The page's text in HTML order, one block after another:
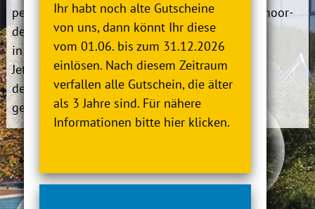
Ihr habt noch alte Gutscheine
von uns, dann könnt Ihr diese
vom 01.06. bis zum 31.12.2026
einlösen. Nach diesem Zeitraum
verfallen alle Gutschein, die älter
als 3 Jahre sind. Für nähere
Informationen bitte hier klicken.
perfekten Einstieg, um
deinen Körper und Geist
in Einklang zu bringen.
Jetzt ausprobieren und
deine Auszeit vom Alltag
genießen!
per E-Mail: info@moor-
therme.de